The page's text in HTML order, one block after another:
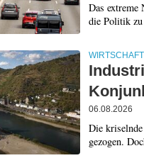
Das
die Politik zu
WIRTSCHAFT
06.08.2026
Die
gezogen.